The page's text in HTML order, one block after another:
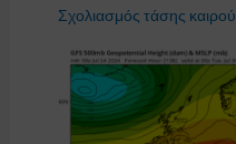
Σχολιασμός τάσης καιρού